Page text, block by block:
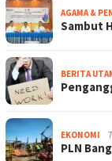
AGAMA &
Sambut
BERITA
EKONOMI
PLN